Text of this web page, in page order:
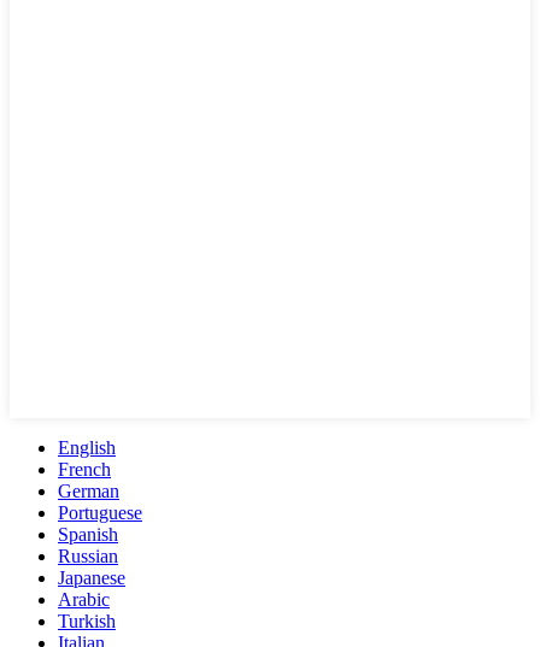
English
French
German
Portuguese
Spanish
Russian
Japanese
Arabic
Turkish